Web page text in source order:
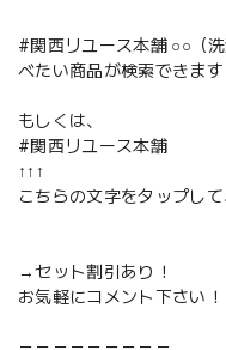
#関西リユース本舗 ○○（
べたい商品が検索できます
もしくは、
#関西リユース本舗
↑↑↑
こちらの文字をタップし
→セット割引あり！
お気軽にコメント下さい！